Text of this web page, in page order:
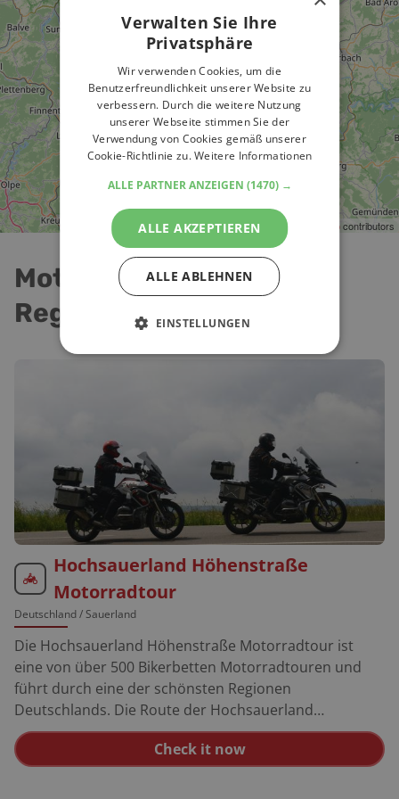
Leaflet| © OpenStreetMapcontributors
Motorradtouren in der
Region
Hochsauerland Höhenstraße
Motorradtour
Deutschland/ Sauerland
Die Hochsauerland Höhenstraße Motorradtour ist
eine von über 500 Bikerbetten Motorradtouren und
führt durch eine der schönsten Regionen
Deutschlands. Die Route der Hochsauerland
Höhenstraße Motorradtour führt entlang malerische
Landschaften und verbindet die Orte Schmallenberg,
Winterberg und Medebach. Die Panoramastraße im
Check it now
Verwalten Sie Ihre
Privatsphäre
Wir verwenden Cookies, um die
Benutzerfreundlichkeit unserer Website zu
verbessern. Durch die weitere Nutzung
unserer Webseite stimmen Sie der
Verwendung von Cookies gemäß unserer
Cookie-Richtlinie zu.Weitere Informationen
ALLE PARTNER ANZEIGEN (1470) →
ALLE AKZEPTIEREN
ALLE ABLEHNEN
EINSTELLUNGEN